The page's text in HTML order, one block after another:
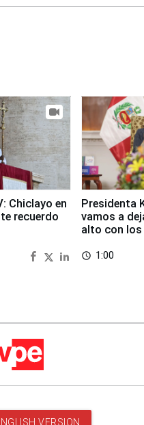
Chiclayo en
recuerdo
Presidenta
vamos a
alto con
access_time 1:00
VERSION